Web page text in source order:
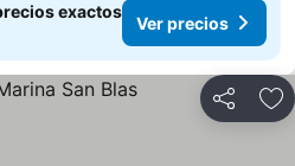
exactos
Ver precios
Compartir